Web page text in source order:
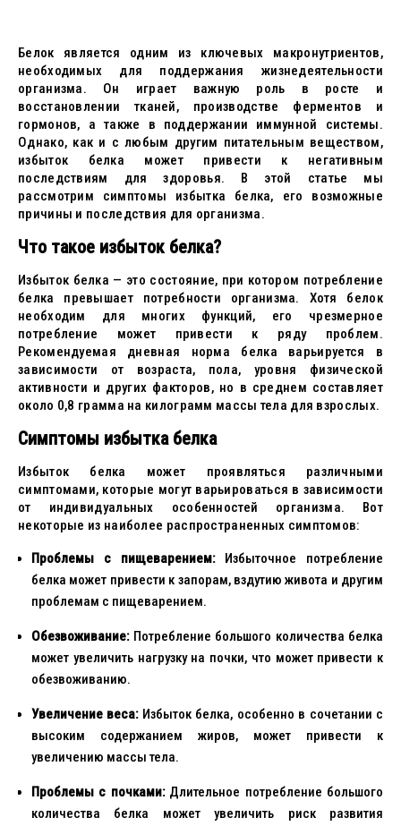
Белок является одним из ключевых макронутриентов,
необходимых для поддержания жизнедеятельности
организма. Он играет важную роль в росте и
восстановлении тканей, производстве ферментов и
гормонов, а также в поддержании иммунной системы.
Однако, как и с любым другим питательным веществом,
избыток белка может привести к негативным
последствиям для здоровья. В этой статье мы
рассмотрим симптомы избытка белка, его возможные
причины и последствия для организма.
Что такое избыток белка?
Избыток белка — это состояние, при котором потребление
белка превышает потребности организма. Хотя белок
необходим для многих функций, его чрезмерное
потребление может привести к ряду проблем.
Рекомендуемая дневная норма белка варьируется в
зависимости от возраста, пола, уровня физической
активности и других факторов, но в среднем составляет
около 0,8 грамма на килограмм массы тела для взрослых.
Симптомы избытка белка
Избыток белка может проявляться различными
симптомами, которые могут варьироваться в зависимости
от индивидуальных особенностей организма. Вот
некоторые из наиболее распространенных симптомов:
Проблемы с пищеварением:Избыточное потребление
белка может привести к запорам, вздутию живота и другим
проблемам с пищеварением.
Обезвоживание:Потребление большого количества белка
может увеличить нагрузку на почки, что может привести к
обезвоживанию.
Увеличение веса:Избыток белка, особенно в сочетании с
высоким содержанием жиров, может привести к
увеличению массы тела.
Проблемы с почками:Длительное потребление большого
количества белка может увеличить риск развития